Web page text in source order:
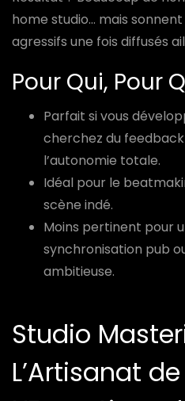
home studio… mais
agressifs une fois diffusés
Pour Qui, Pour
Parfait si vous
cherchez du
l’autonomie totale.
Idéal pour le
scène indé.
Moins pertinent pour
synchronisation pub
ambitieuse.
Studio
L’Artisanat de